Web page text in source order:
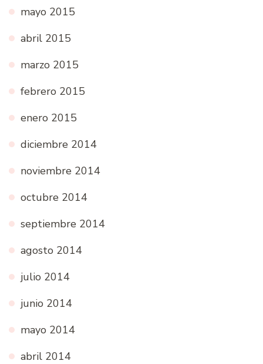
mayo 2015
abril 2015
marzo 2015
febrero 2015
enero 2015
diciembre 2014
noviembre 2014
octubre 2014
septiembre 2014
agosto 2014
julio 2014
junio 2014
mayo 2014
abril 2014